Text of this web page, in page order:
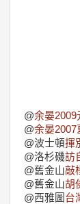
@余晏2009
@余晏2007
@波士頓揮
@洛杉磯訪
@舊金山敲
@舊金山胡
@西雅圖 台